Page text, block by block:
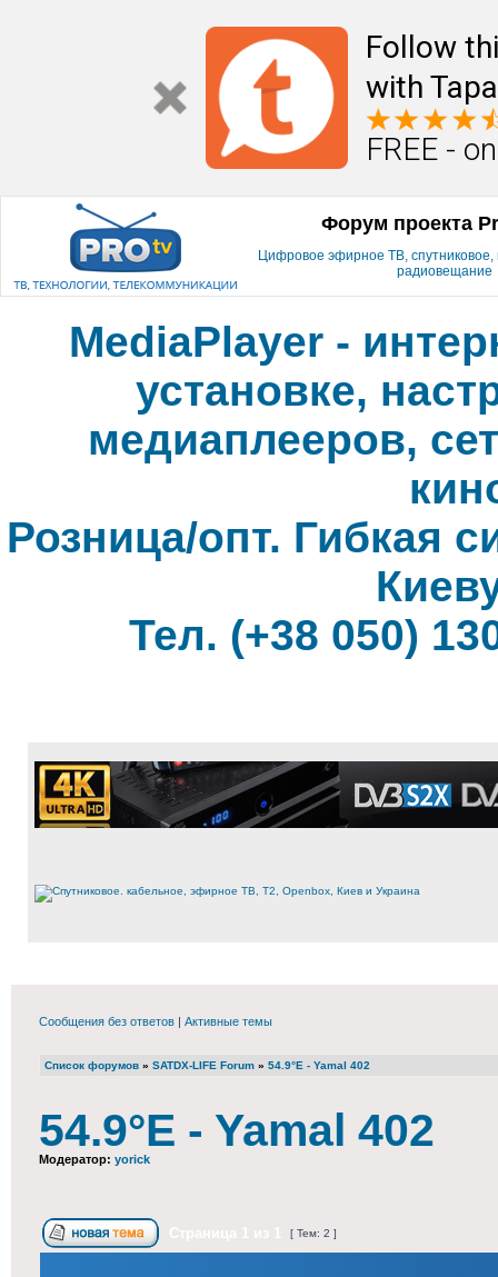
Follow
with
FREE -
Форум проекта
Цифровое эфирное ТВ, спутниковое,
радиовещание
MediaPlayer -
установке,
медиаплееров,
Розница/опт. Гибкая
Тел. (+38 050)
Сообщения без ответов | Активные темы
Список форумов » SATDX-LIFE Forum » 54.9°E - Yamal 402
54.9°E - Yamal 402
Модератор: yorick
[ Тем: 2 ]